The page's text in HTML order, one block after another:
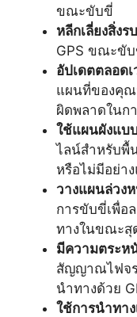
ขณะขับขี่
หลีกเลี่ยงสิ่งร
GPS ขณะขับ
อัปเดตตลอดเ
แผนที่ของคุณ
ผิดพลาดในก
ใช้แผนผังแบ
ไลน์สำหรับพื้
หรือไม่มีอย่า
วางแผนล่วง
การขับขี่เพื่อ
ทางในขณะสุ
มีความตระห
สัญญาณไฟจ
นำทางด้วย
ใช้การนำทาง